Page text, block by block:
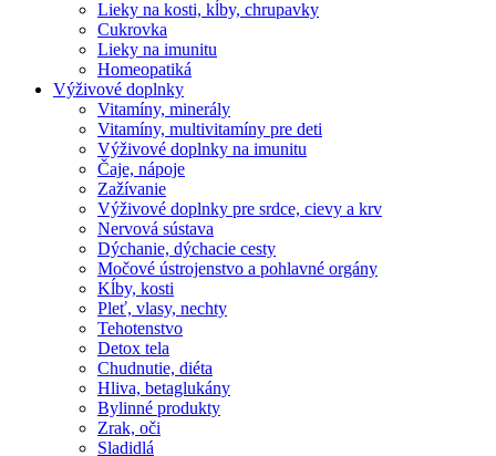
Lieky na kosti, kĺby, chrupavky
Cukrovka
Lieky na imunitu
Homeopatiká
Výživové doplnky
Vitamíny, minerály
Vitamíny, multivitamíny pre deti
Výživové doplnky na imunitu
Čaje, nápoje
Zažívanie
Výživové doplnky pre srdce, cievy a krv
Nervová sústava
Dýchanie, dýchacie cesty
Močové ústrojenstvo a pohlavné orgány
Kĺby, kosti
Pleť, vlasy, nechty
Tehotenstvo
Detox tela
Chudnutie, diéta
Hliva, betaglukány
Bylinné produkty
Zrak, oči
Sladidlá